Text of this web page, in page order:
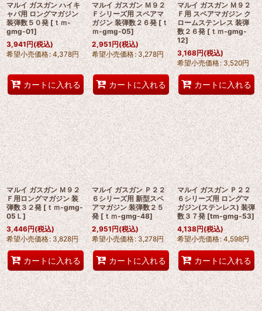
マルイ ガスガン ハイキ
ャパ用 ロングマガジン
装弾数５０発 [ｔｍ-
gmg-01]
3,941円(税込)
希望小売価格: 4,378円
カートに入れる
マルイ ガスガン Ｍ９２
Ｆシリーズ用 スペアマ
ガジン 装弾数２６発 [ｔ
ｍ-gmg-05]
2,951円(税込)
希望小売価格: 3,278円
カートに入れる
マルイ ガスガン Ｍ９２
Ｆ用 スペアマガジン ク
ロームステンレス 装弾
数２６発 [ｔｍ-gmg-
12]
3,168円(税込)
希望小売価格: 3,520円
カートに入れる
マルイ ガスガン Ｍ９２
Ｆ用ロングマガジン 装
弾数３２発 [ｔｍ-gmg-
05Ｌ]
3,446円(税込)
希望小売価格: 3,828円
カートに入れる
マルイ ガスガン Ｐ２２
６シリーズ用 新型スペ
アマガジン 装弾数２５
発 [ｔｍ-gmg-48]
2,951円(税込)
希望小売価格: 3,278円
カートに入れる
マルイ ガスガン Ｐ２２
６シリーズ用 ロングマ
ガジン(ステンレス) 装弾
数３７発 [tm-gmg-53]
4,138円(税込)
希望小売価格: 4,598円
カートに入れる